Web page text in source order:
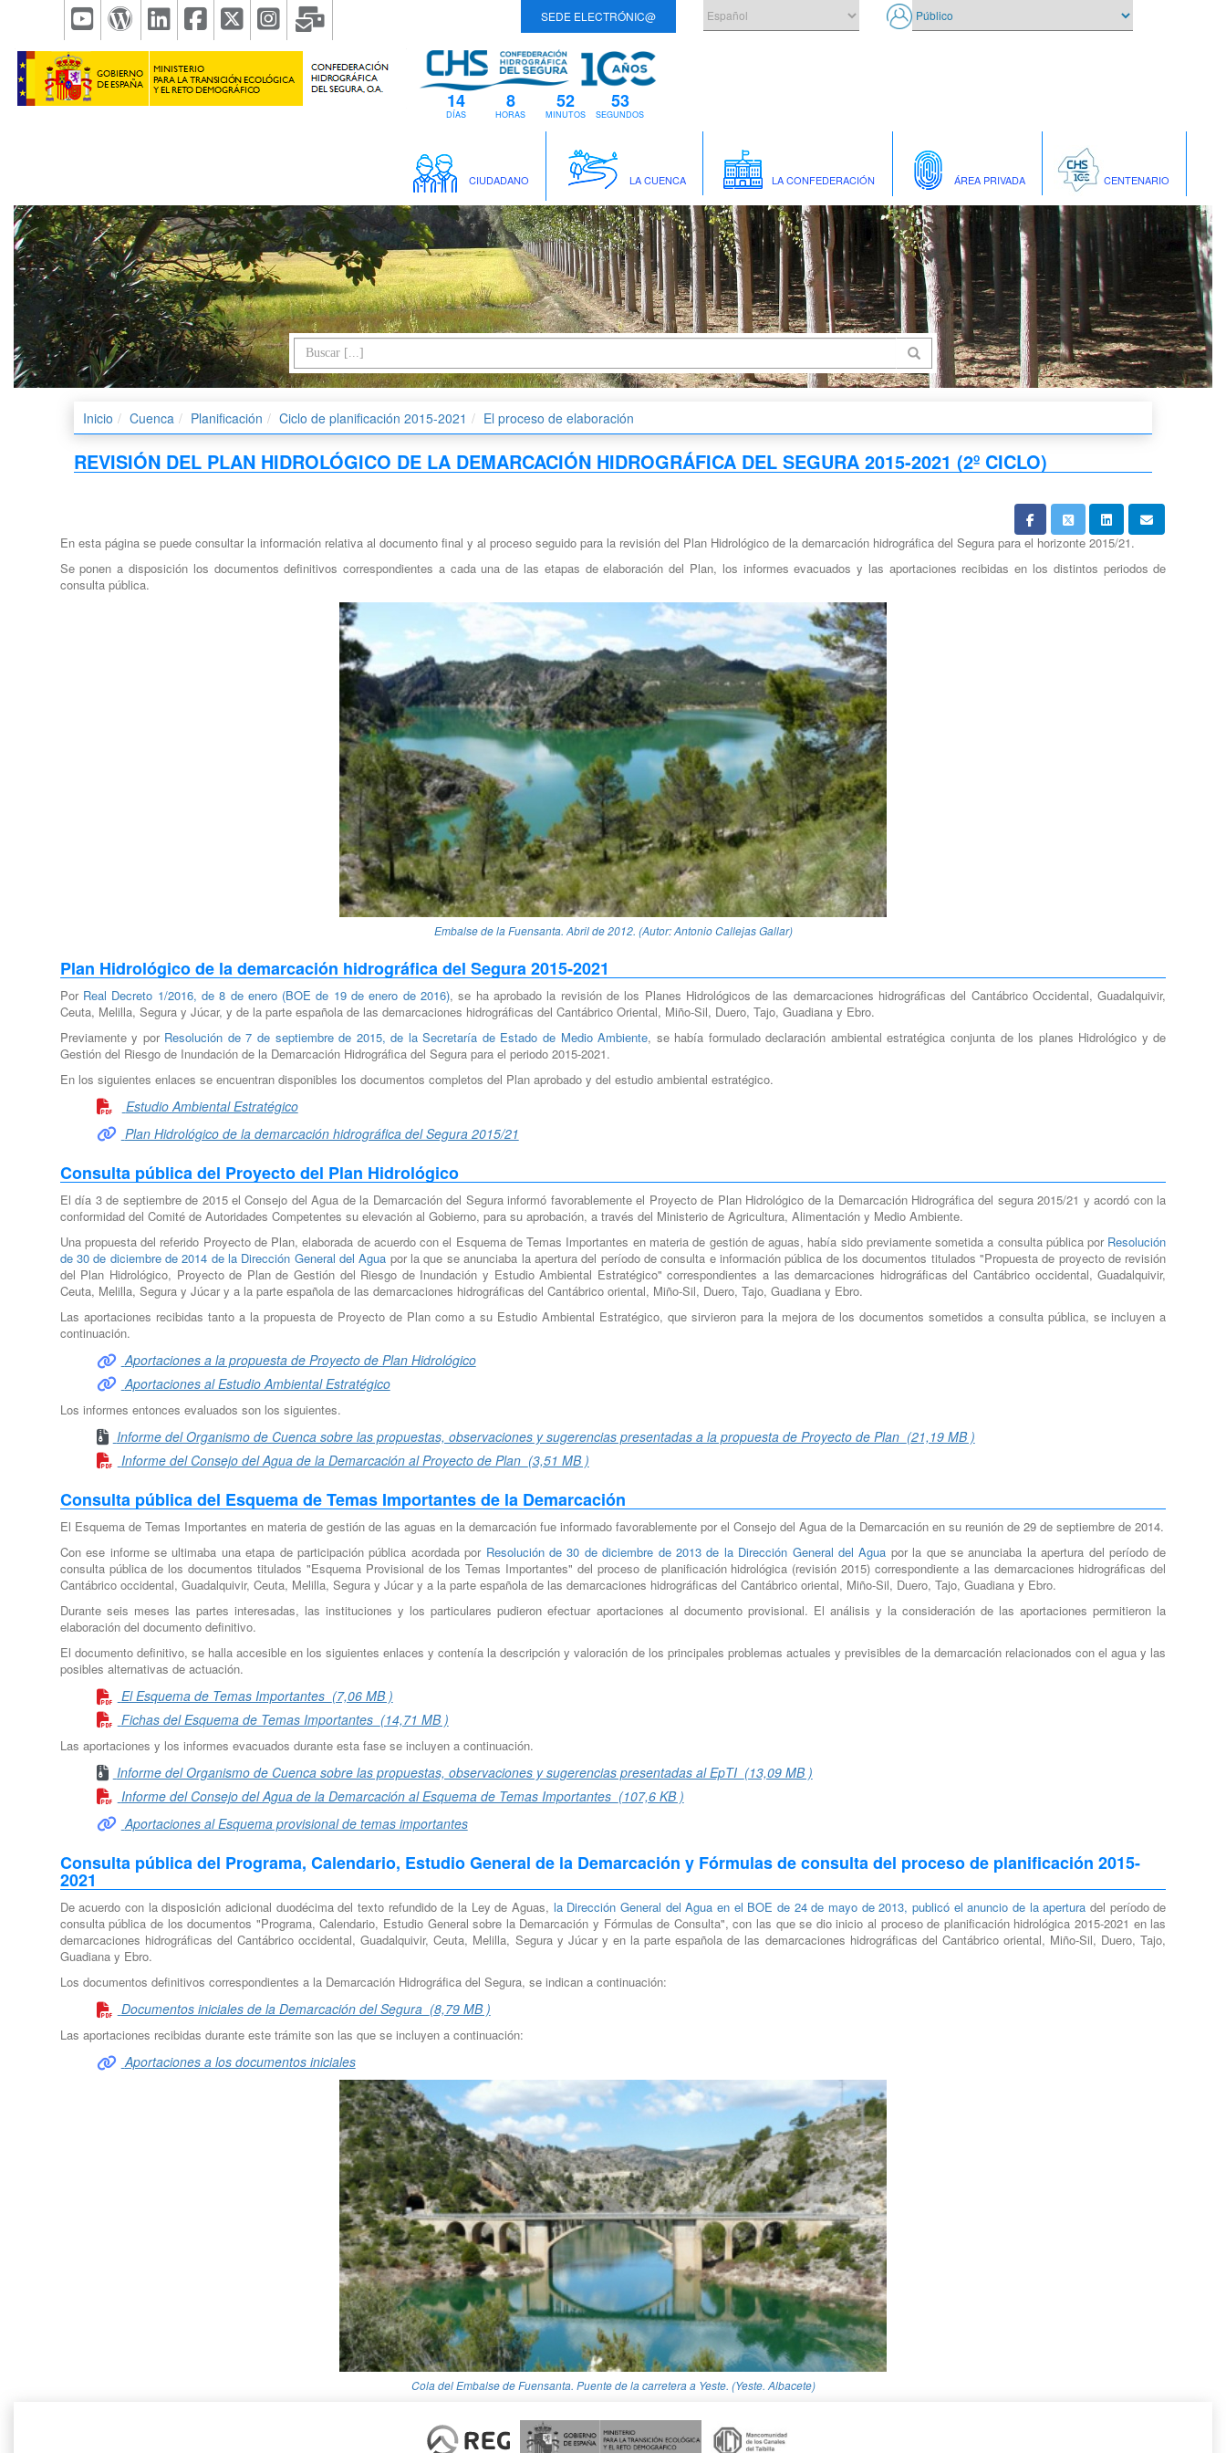
SEDE ELECTRÓNIC@
14
DÍAS
8
HORAS
52
MINUTOS
52
SEGUNDOS
CIUDADANO LA CUENCA LA CONFEDERACIÓN ÁREA PRIVADA CENTENARIO
Inicio Cuenca Planificación Ciclo de planificación 2015-2021 El proceso de elaboración
REVISIÓN DEL PLAN HIDROLÓGICO DE LA DEMARCACIÓN HIDROGRÁFICA DEL SEGURA 2015-2021 (2º CICLO)
En esta página se puede consultar la información relativa al documento final y al proceso seguido para la revisión del Plan Hidrológico de la demarcación hidrográfica del Segura para el horizonte 2015/21.
Se ponen a disposición los documentos definitivos correspondientes a cada una de las etapas de elaboración del Plan, los informes evacuados y las aportaciones recibidas en los distintos periodos de
consulta pública.
Embalse de la Fuensanta. Abril de 2012. (Autor: Antonio Callejas Gallar)
Plan Hidrológico de la demarcación hidrográfica del Segura 2015-2021
Por Real Decreto 1/2016, de 8 de enero (BOE de 19 de enero de 2016), se ha aprobado la revisión de los Planes Hidrológicos de las demarcaciones hidrográficas del Cantábrico Occidental, Guadalquivir,
Ceuta, Melilla, Segura y Júcar, y de la parte española de las demarcaciones hidrográficas del Cantábrico Oriental, Miño-Sil, Duero, Tajo, Guadiana y Ebro.
Previamente y por Resolución de 7 de septiembre de 2015, de la Secretaría de Estado de Medio Ambiente, se había formulado declaración ambiental estratégica conjunta de los planes Hidrológico y de
Gestión del Riesgo de Inundación de la Demarcación Hidrográfica del Segura para el periodo 2015-2021.
En los siguientes enlaces se encuentran disponibles los documentos completos del Plan aprobado y del estudio ambiental estratégico.
Estudio Ambiental Estratégico
Plan Hidrológico de la demarcación hidrográfica del Segura 2015/21
Consulta pública del Proyecto del Plan Hidrológico
El día 3 de septiembre de 2015 el Consejo del Agua de la Demarcación del Segura informó favorablemente el Proyecto de Plan Hidrológico de la Demarcación Hidrográfica del segura 2015/21 y acordó con la
conformidad del Comité de Autoridades Competentes su elevación al Gobierno, para su aprobación, a través del Ministerio de Agricultura, Alimentación y Medio Ambiente.
Una propuesta del referido Proyecto de Plan, elaborada de acuerdo con el Esquema de Temas Importantes en materia de gestión de aguas, había sido previamente sometida a consulta pública por Resolución
de 30 de diciembre de 2014 de la Dirección General del Agua por la que se anunciaba la apertura del período de consulta e información pública de los documentos titulados "Propuesta de proyecto de revisión
del Plan Hidrológico, Proyecto de Plan de Gestión del Riesgo de Inundación y Estudio Ambiental Estratégico" correspondientes a las demarcaciones hidrográficas del Cantábrico occidental, Guadalquivir,
Ceuta, Melilla, Segura y Júcar y a la parte española de las demarcaciones hidrográficas del Cantábrico oriental, Miño-Sil, Duero, Tajo, Guadiana y Ebro.
Las aportaciones recibidas tanto a la propuesta de Proyecto de Plan como a su Estudio Ambiental Estratégico, que sirvieron para la mejora de los documentos sometidos a consulta pública, se incluyen a
continuación.
Aportaciones a la propuesta de Proyecto de Plan Hidrológico
Aportaciones al Estudio Ambiental Estratégico
Los informes entonces evaluados son los siguientes.
Informe del Organismo de Cuenca sobre las propuestas, observaciones y sugerencias presentadas a la propuesta de Proyecto de Plan (21,19 MB )
Informe del Consejo del Agua de la Demarcación al Proyecto de Plan (3,51 MB )
Consulta pública del Esquema de Temas Importantes de la Demarcación
El Esquema de Temas Importantes en materia de gestión de las aguas en la demarcación fue informado favorablemente por el Consejo del Agua de la Demarcación en su reunión de 29 de septiembre de 2014.
Con ese informe se ultimaba una etapa de participación pública acordada por Resolución de 30 de diciembre de 2013 de la Dirección General del Agua por la que se anunciaba la apertura del período de
consulta pública de los documentos titulados "Esquema Provisional de los Temas Importantes" del proceso de planificación hidrológica (revisión 2015) correspondiente a las demarcaciones hidrográficas del
Cantábrico occidental, Guadalquivir, Ceuta, Melilla, Segura y Júcar y a la parte española de las demarcaciones hidrográficas del Cantábrico oriental, Miño-Sil, Duero, Tajo, Guadiana y Ebro.
Durante seis meses las partes interesadas, las instituciones y los particulares pudieron efectuar aportaciones al documento provisional. El análisis y la consideración de las aportaciones permitieron la
elaboración del documento definitivo.
El documento definitivo, se halla accesible en los siguientes enlaces y contenía la descripción y valoración de los principales problemas actuales y previsibles de la demarcación relacionados con el agua y las
posibles alternativas de actuación.
El Esquema de Temas Importantes (7,06 MB )
Fichas del Esquema de Temas Importantes (14,71 MB )
Las aportaciones y los informes evacuados durante esta fase se incluyen a continuación.
Informe del Organismo de Cuenca sobre las propuestas, observaciones y sugerencias presentadas al EpTI (13,09 MB )
Informe del Consejo del Agua de la Demarcación al Esquema de Temas Importantes (107,6 KB )
Aportaciones al Esquema provisional de temas importantes
Consulta pública del Programa, Calendario, Estudio General de la Demarcación y Fórmulas de consulta del proceso de planificación 2015-
2021
De acuerdo con la disposición adicional duodécima del texto refundido de la Ley de Aguas, la Dirección General del Agua en el BOE de 24 de mayo de 2013, publicó el anuncio de la apertura del período de
consulta pública de los documentos "Programa, Calendario, Estudio General sobre la Demarcación y Fórmulas de Consulta", con las que se dio inicio al proceso de planificación hidrológica 2015-2021 en las
demarcaciones hidrográficas del Cantábrico occidental, Guadalquivir, Ceuta, Melilla, Segura y Júcar y en la parte española de las demarcaciones hidrográficas del Cantábrico oriental, Miño-Sil, Duero, Tajo,
Guadiana y Ebro.
Los documentos definitivos correspondientes a la Demarcación Hidrográfica del Segura, se indican a continuación:
Documentos iniciales de la Demarcación del Segura (8,79 MB )
Las aportaciones recibidas durante este trámite son las que se incluyen a continuación:
Aportaciones a los documentos iniciales
Cola del Embalse de Fuensanta. Puente de la carretera a Yeste. (Yeste. Albacete)